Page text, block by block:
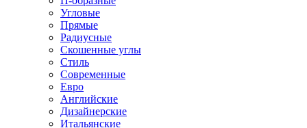
Угловые
Прямые
Радиусные
Скошенные углы
Стиль
Современные
Евро
Английские
Дизайнерские
Итальянские